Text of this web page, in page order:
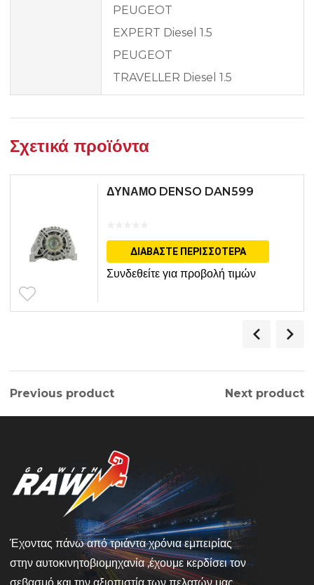
PEUGEOT
EXPERT Diesel 1.5
PEUGEOT
TRAVELLER Diesel 1.5
Σχετικά προϊόντα
ΔΥΝΑΜΟ DENSO DAN599
ΔΙΑΒΆΣΤΕ ΠΕΡΙΣΣΌΤΕΡΑ
Συνδεθείτε για προβολή τιμών
Previous product Next product
Έχοντας πάνω από τριάντα χρόνια εμπειρίας
στην αυτοκινητοβιομηχανία ,έχουμε κερδίσει τον